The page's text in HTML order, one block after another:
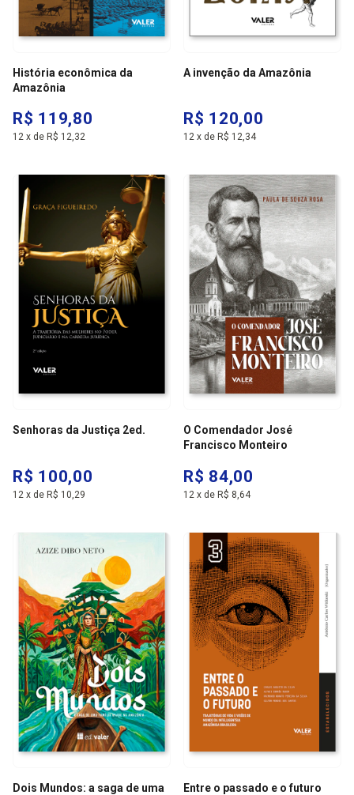
História econômica da
Amazônia
R$ 119,80
12 x de R$ 12,32
A invenção da Amazônia
R$ 120,00
12 x de R$ 12,34
Senhoras da Justiça 2ed.
R$ 100,00
12 x de R$ 10,29
O Comendador José
Francisco Monteiro
R$ 84,00
12 x de R$ 8,64
Dois Mundos: a saga de uma
Entre o passado e o futuro